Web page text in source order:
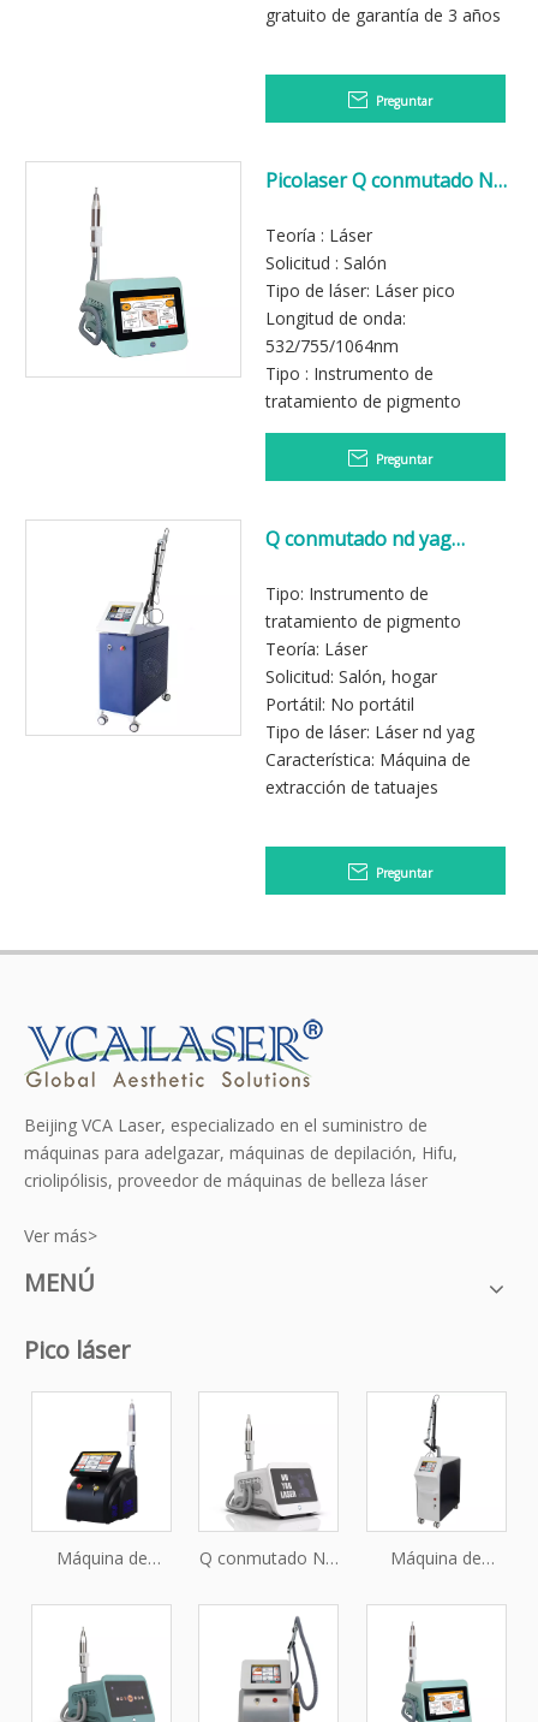
gratuito de garantía de 3 años
Preguntar
Picolaser Q conmutado ND
eliminación de tatuajes
Teoría : Láser
Solicitud : Salón
Tipo de láser: Láser pico
Longitud de onda:
532/755/1064nm
Tipo : Instrumento de
tratamiento de pigmento
Preguntar
Q conmutado nd yag
pigmentación tatuador de
tatuaje máquina de fábrica
de fábrica
Tipo: Instrumento de
tratamiento de pigmento
Teoría: Láser
Solicitud: Salón, hogar
Portátil: No portátil
Tipo de láser: Láser nd yag
Característica: Máquina de
extracción de tatuajes
Preguntar
Beijing VCA Laser, especializado en el suministro de
máquinas para adelgazar, máquinas de depilación, Hifu,
criolipólisis, proveedor de máquinas de belleza láser
Ver más>
MENÚ
Pico láser
Máquina de
tatuaje láser
aprobada por la
FDA
Q conmutado ND
Desmontaje de
tatuaje Pico
Máquina láser
Máquina de
tatuajes de láser
de picoplus